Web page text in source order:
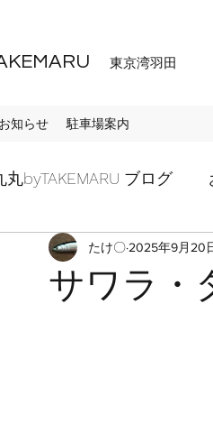
東京湾羽田
知らせ 駐車場案内
丸byTAKEMARU ブログ
サワラ・
たけ〇 2025年9月20